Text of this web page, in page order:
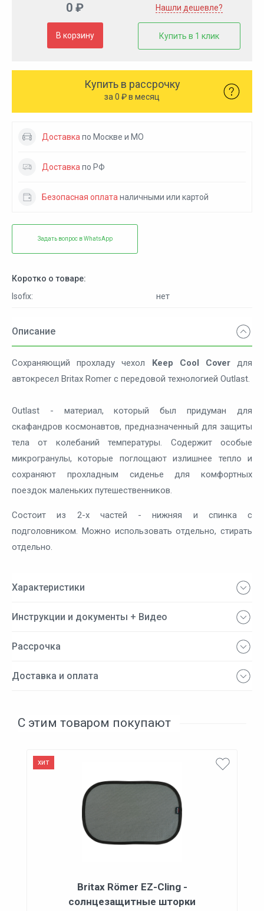
0 ₽
В корзину
Нашли дешевле?
Купить в 1 клик
Купить в рассрочку
за 0 ₽ в месяц
Доставка по Москве и МО
Доставка по РФ
Безопасная оплата наличными или картой
Задать вопрос в WhatsApp
Коротко о товаре:
Isofix:
нет
Описание
Сохраняющий прохладу чехол Keep Cool Cover для
автокресел Britax Romer с передовой технологией Outlast.
Outlast - материал, который был придуман для
скафандров космонавтов, предназначенный для защиты
тела от колебаний температуры. Содержит особые
микрогранулы, которые поглощают излишнее тепло и
сохраняют прохладным сиденье для комфортных
поездок маленьких путешественников.
Состоит из 2-х частей - нижняя и спинка с
подголовником. Можно использовать отдельно, стирать
отдельно.
Характеристики
Инструкции и документы + Видео
Рассрочка
Доставка и оплата
С этим товаром покупают
хит
Britax Römer EZ-Cling -
солнцезащитные шторки